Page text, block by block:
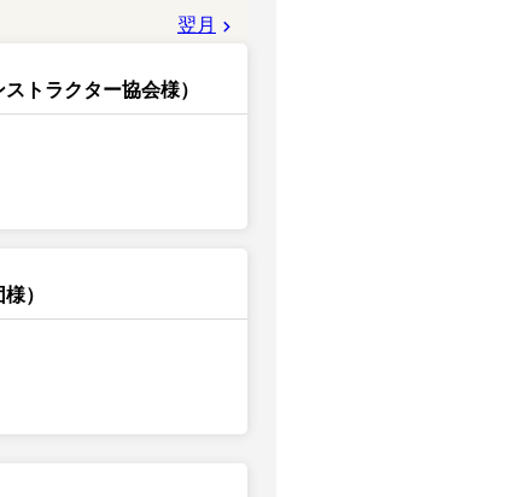
翌月
トラクター協会様）
）